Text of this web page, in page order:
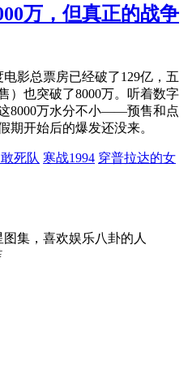
万，但真正的战争
电影总票房已经破了129亿，五
）也突破了8000万。听着数字
8000万水分不小——预售和点
期开始后的爆发还没来。
死队 寒战1994 穿普拉达的女
集，喜欢娱乐八卦的人